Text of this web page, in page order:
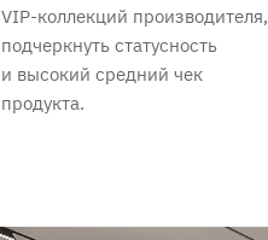
VIP-коллекций производителя,
подчеркнуть статусность
и высокий средний чек
продукта.